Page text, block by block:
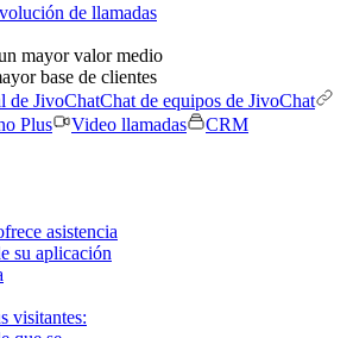
de llamadas
mayor valor medio
base de clientes
de JivoChatChat de equipos de JivoChat
Plus Video llamadas
CRM
asistencia
su aplicación
visitantes: